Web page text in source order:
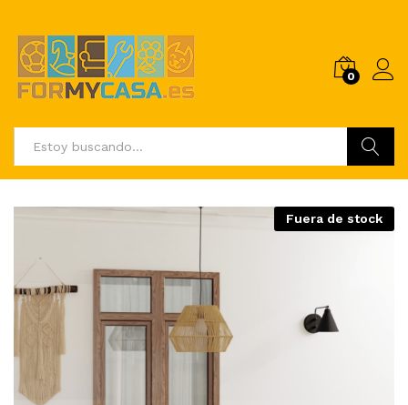
0
Fuera de stock